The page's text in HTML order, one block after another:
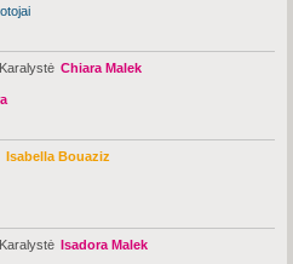
Chiara Malek
Isabella Bouaziz
Isadora Malek